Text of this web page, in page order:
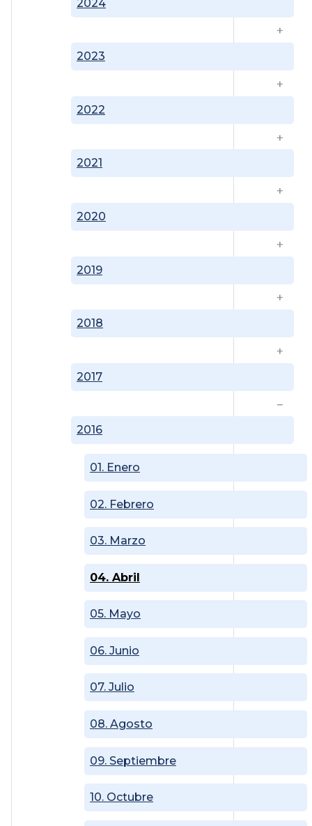
2016
01. Enero
02. Febrero
03. Marzo
04. Abril
05. Mayo
06. Junio
07. Julio
08. Agosto
09. Septiembre
10. Octubre
2017
2018
2019
2020
2021
2022
2023
2024